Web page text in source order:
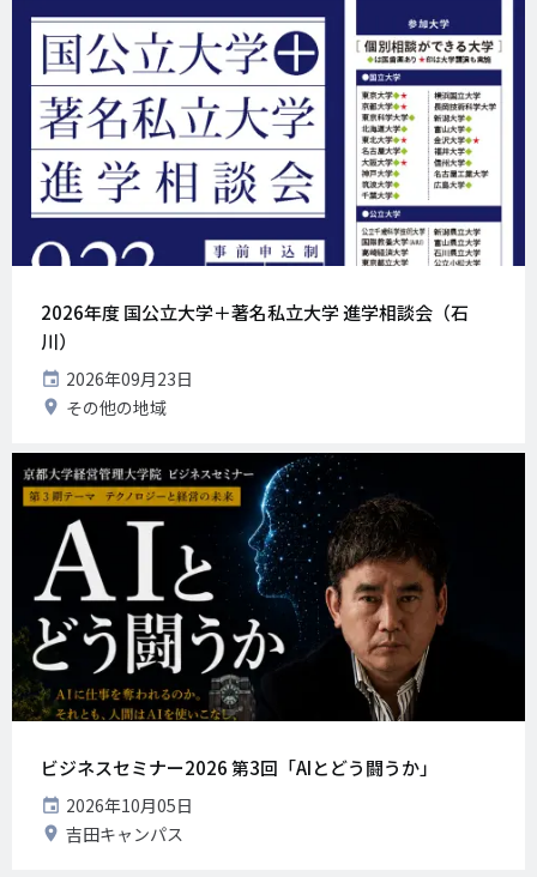
2026年度 国公立大学＋著名私立大学 進学相談会（石
川）
開
催
日
2026年09月23日
開
地
その他の地域
ビジネスセミナー2026 第3回「AIとどう闘うか」
開
催
日
2026年10月05日
開 吉田キャンパス